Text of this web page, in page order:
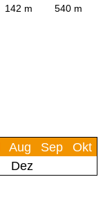
142 m 540 m
Aug Sep
Okt
Dez